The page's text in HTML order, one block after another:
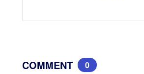
COMMENT 0